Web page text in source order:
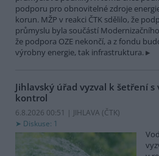
podporu pro obnovitelné zdroje
korun. MŽP v reakci ČTK sdělilo, že
průmyslu byla součástí
že podpora OZE nekončí, a z fondu
výrobny energie, tak infrastruktura.
Jihlavský úřad vyzval k šetření
kontrol
6.8.2026 00:51 | JIHLAVA (ČTK)
Diskuse: 1